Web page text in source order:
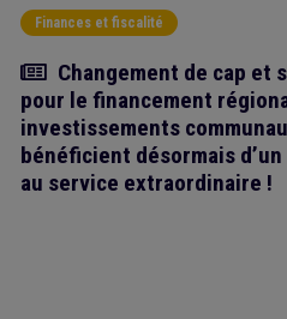
Finances et fiscalité
Article
Changement de cap et
pour le financement
investissements
bénéficient désormais
au service extraordinaire !